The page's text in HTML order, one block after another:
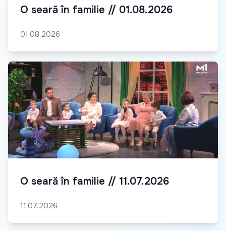
O seară în familie // 01.08.2026
01.08.2026
O seară în familie // 11.07.2026
11.07.2026